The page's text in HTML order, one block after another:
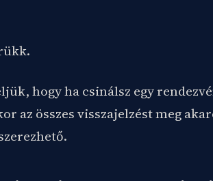
hogy ha csinálsz egy
az összes visszajelzést meg